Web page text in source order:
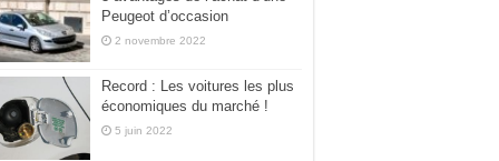
Peugeot d’occasion
2 novembre 2022
Record : Les voitures les plus
économiques du marché !
5 juin 2022